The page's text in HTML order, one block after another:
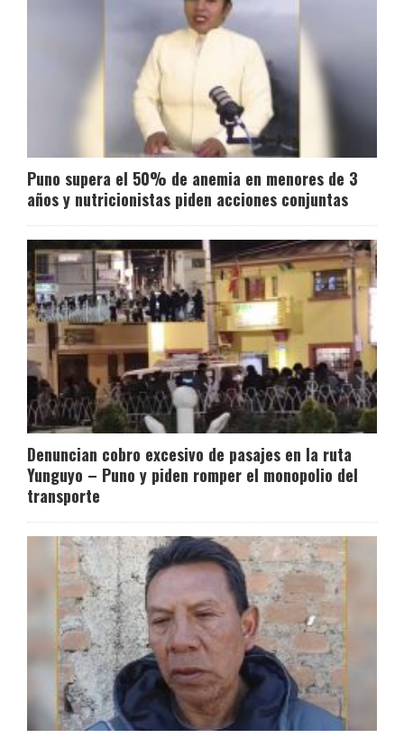
Puno supera el 50% de anemia en menores de 3
años y nutricionistas piden acciones conjuntas
Denuncian cobro excesivo de pasajes en la ruta
Yunguyo – Puno y piden romper el monopolio del
transporte